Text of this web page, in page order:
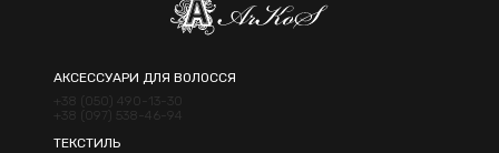
АКСЕССУАРИ ДЛЯ ВОЛОССЯ
+38 (050) 490-13-30
+38 (097) 538-46-94
ТЕКСТИЛЬ